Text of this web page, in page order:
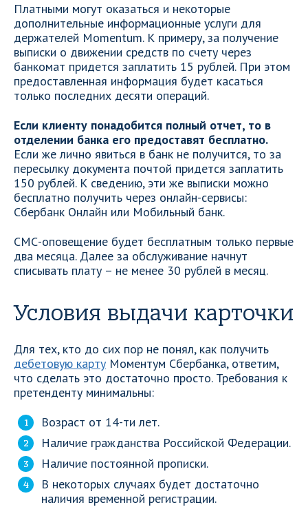
Платными могут оказаться и некоторые
дополнительные информационные услуги для
держателей Momentum. К примеру, за получение
выписки о движении средств по счету через
банкомат придется заплатить 15 рублей. При этом
предоставленная информация будет касаться
только последних десяти операций.
Если клиенту понадобится полный отчет, то в
отделении банка его предоставят бесплатно.
Если же лично явиться в банк не получится, то за
пересылку документа почтой придется заплатить
150 рублей. К сведению, эти же выписки можно
бесплатно получить через онлайн-сервисы:
Сбербанк Онлайн или Мобильный банк.
СМС-оповещение будет бесплатным только первые
два месяца. Далее за обслуживание начнут
списывать плату – не менее 30 рублей в месяц.
Условия выдачи карточки
Для тех, кто до сих пор не понял, как получить
дебетовую карту Моментум Сбербанка, ответим,
что сделать это достаточно просто. Требования к
претенденту минимальны:
Возраст от 14-ти лет.
Наличие гражданства Российской Федерации.
Наличие постоянной прописки.
В некоторых случаях будет достаточно
наличия временной регистрации.